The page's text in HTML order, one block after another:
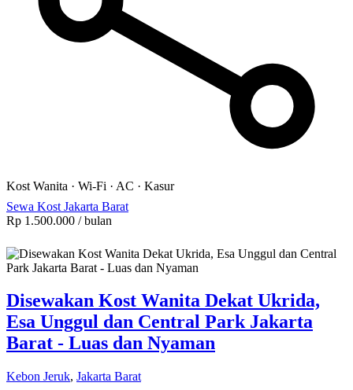
Kost Wanita · Wi-Fi · AC · Kasur
Sewa Kost Jakarta Barat
Rp 1.500.000 / bulan
Disewakan Kost Wanita Dekat Ukrida,
Esa Unggul dan Central Park Jakarta
Barat - Luas dan Nyaman
Kebon Jeruk, Jakarta Barat